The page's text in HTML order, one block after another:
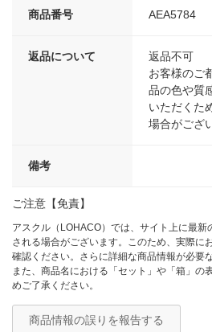
商品番号 AEA5784
返品について
返品不可
お客様のご
品の色や質
いただくた
場合がござ
備考
ご注意【免責】
アスクル（LOHACO）では、サイト上に最
される場合がございます。このため、実際に
確認ください。さらに詳細な商品情報が必要
また、商品名における「セット」や「箱」の
めご了承ください。
商品情報の誤りを報告する